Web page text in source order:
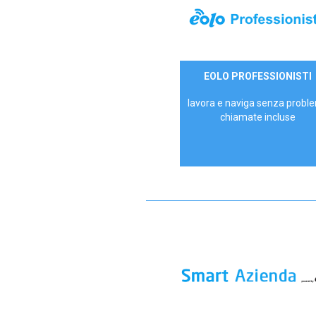
35,00 €/mese
EOLO PROFESSIONISTI
lavora e naviga senza
chiamate incluse